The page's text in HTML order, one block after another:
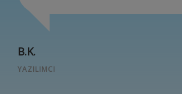
B.K.
YAZILIMCI